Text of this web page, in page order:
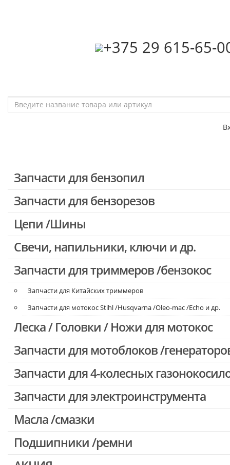
‎+375 29 615-65-
Запчасти для бензопил
Запчасти для бензопил Stihl
Запчасти для бензопил Oleo-mac, Echo и др.
Запчасти для бензорезов
Цепи /Шины
Свечи, напильники, ключи и др.
Запчасти для триммеров /бензокос
Запчасти для Китайских триммеров
Запчасти для мотокос Stihl /Husqvarna /Oleo-mac /Echo и др.
Леска / Головки / Ножи для мотокос
Запчасти для мотоблоков /
Запчасти для 4-колесных
Запчасти для электроинструмента
Двигатели, редукторы для шуруповертов
Выключатели, переключатели
Масла /смазки
Подшипники /ремни